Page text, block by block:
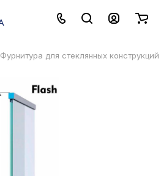
Фурнитура для стеклянных